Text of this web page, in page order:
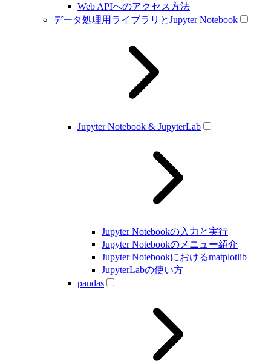
Web APIへのアクセス方法
データ処理用ライブラリとJupyter Notebook
Jupyter Notebook & JupyterLab
Jupyter Notebookの入力と実行
Jupyter Notebookのメニュー紹介
Jupyter Notebookにおけるmatplotlib
JupyterLabの使い方
pandas